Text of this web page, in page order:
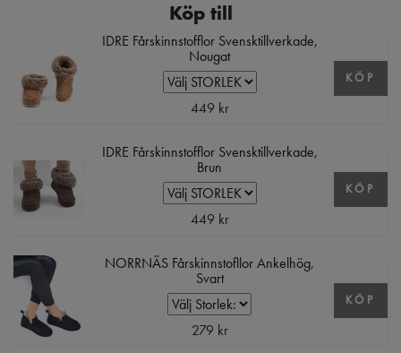
Köp till
IDRE Fårskinnstofflor Svensktillverkade,
Nougat
449 kr
KÖP
IDRE Fårskinnstofflor Svensktillverkade,
Brun
449 kr
KÖP
NORRNÄS Fårskinnstofllor Ankelhög,
Svart
279 kr
KÖP